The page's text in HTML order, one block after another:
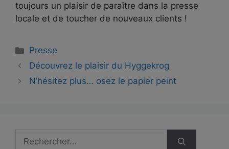
toujours un plaisir de paraître dans la presse
locale et de toucher de nouveaux clients !
Presse
Découvrez le plaisir du Hyggekrog
N’hésitez plus… osez le papier peint